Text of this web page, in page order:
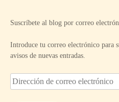
Suscríbete al blog por correo
Introduce tu correo electrónico para
avisos de nuevas entradas.
D
i